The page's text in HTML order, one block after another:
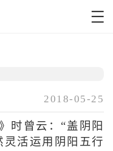
2018-05-25
曾云：“盖阴阳
灵活运用阴阳五行